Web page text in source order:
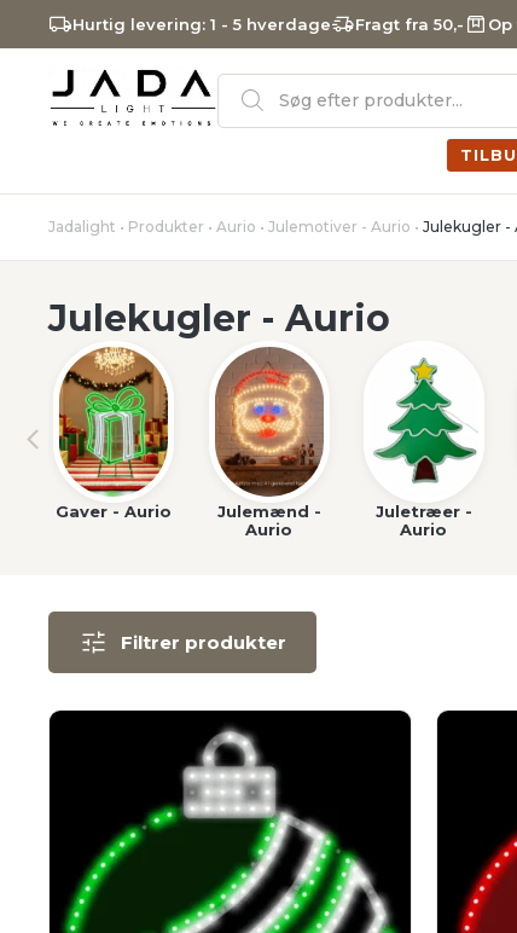
Hurtig levering: 1 - 5 hverdage Fragt fra 50,-
Products
search
Jadalight • Produkter • Aurio • Julemotiver - Aurio • Julekugler -
Julekugler - Aurio
Gaver - Aurio
Julemænd -
Aurio
Juletræer -
Aurio
Filtrer produkter